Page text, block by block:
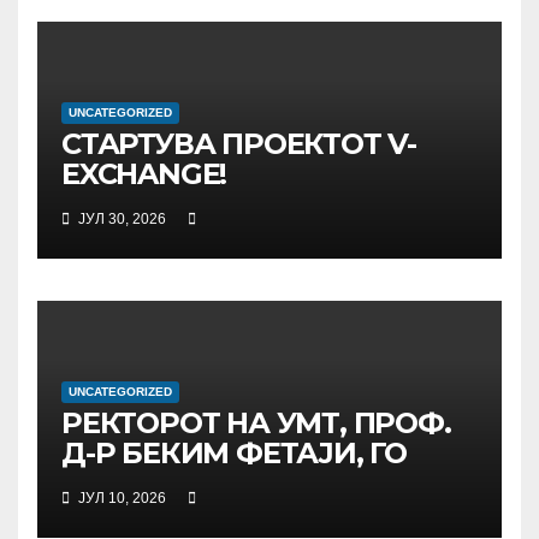
UNCATEGORIZED
СТАРТУВА ПРОЕКТОТ V-
EXCHANGE!
УНИВЕРЗИТЕТОТ „МАЈКА
ТЕРЕЗА“ ВО СКОПЈЕ ЈА
ПРЕДВОДИ
МЕЃУНАРОДНАТА
ОБРАЗОВАНИЕ И
ГЛОБАЛНО ГРАЃАНСТВО
ЈУЛ 30, 2026
UNCATEGORIZED
РЕКТОРОТ НА УМТ, ПРОФ.
Д-Р БЕКИМ ФЕТАЈИ, ГО
ПРЕЧЕКА НА ОФИЦИЈАЛНА
СРЕДБА ГЕНЕРАЛНИОТ
ЈУЛ 10, 2026